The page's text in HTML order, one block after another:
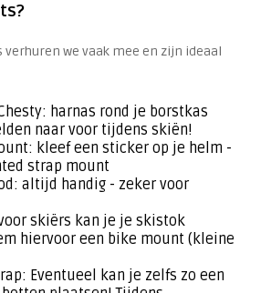
verhuren we vaak mee en zijn ideaal
harnas rond je borstkas
naar voor tijdens skiën!
kleef een sticker op je helm -
strap mount
altijd handig - zeker voor
skiërs kan je je skistok
hiervoor een bike mount (kleine
Eventueel kan je zelfs zo een